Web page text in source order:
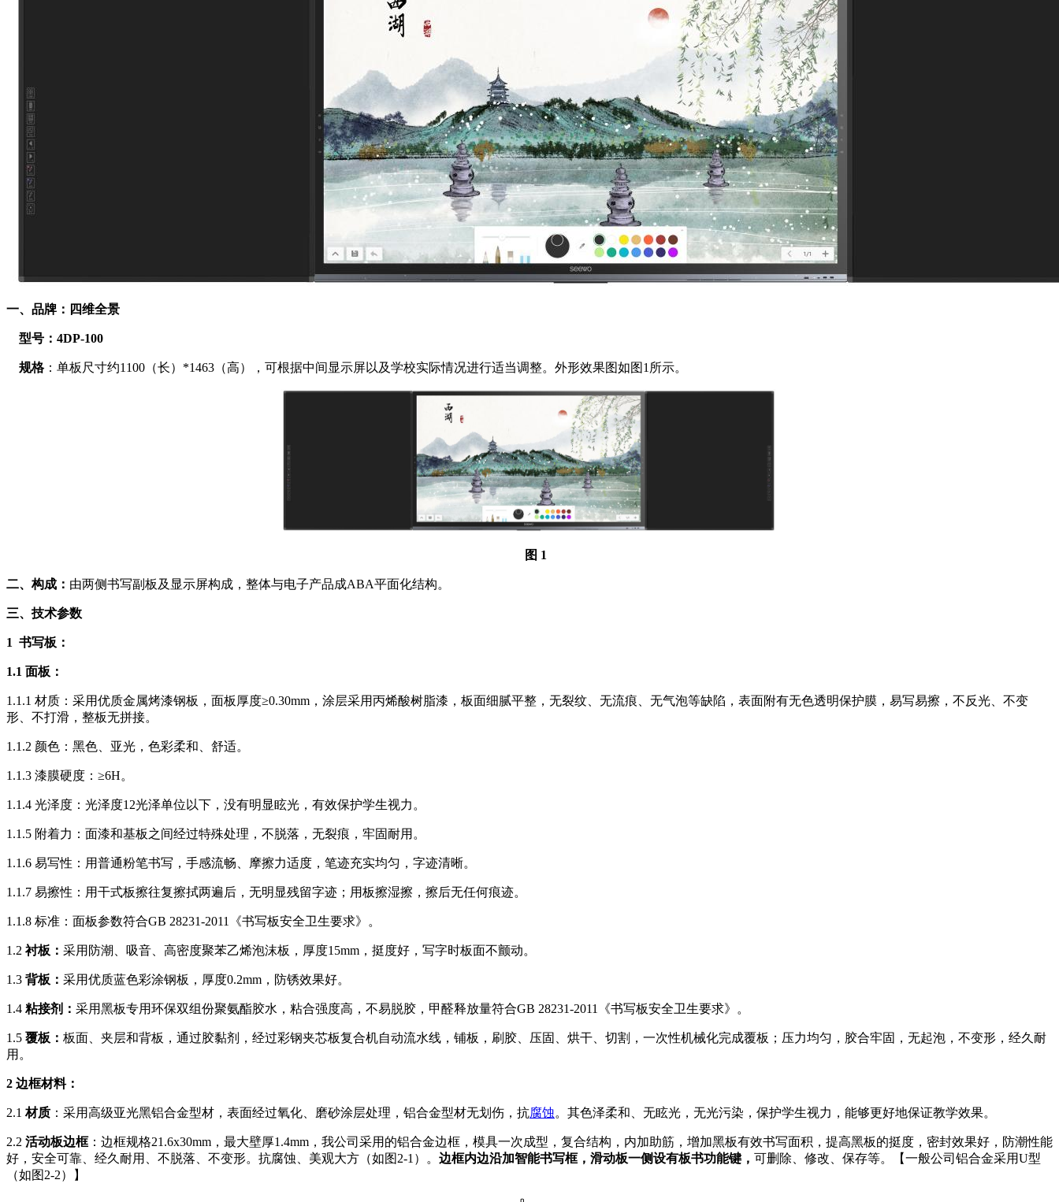
一、品牌：四维全景
型号：4DP-100
规格：单板尺寸约1100（长）*1463（高），可根据中间显示屏以及学校实际情况进行适当调整。外形效果图如图1所示。
图 1
二、构成： 由两侧书写副板及显示屏构成，整体与电子产品成ABA平面化结构。
三、技术参数
1 书写板：
1.1 面板：
1.1.1 材质：采用优质金属烤漆钢板，面板厚度≥0.30mm，涂层采用丙烯酸树脂漆，板面细腻平整，无裂纹、无流痕、无气泡等缺陷，表面附有无色透明保护膜，易写易擦，不反光、不变
形、不打滑，整板无拼接。
1.1.2 颜色：黑色、亚光，色彩柔和、舒适。
1.1.3 漆膜硬度：≥6H。
1.1.4 光泽度：光泽度12光泽单位以下，没有明显眩光，有效保护学生视力。
1.1.5 附着力：面漆和基板之间经过特殊处理，不脱落，无裂痕，牢固耐用。
1.1.6 易写性：用普通粉笔书写，手感流畅、摩擦力适度，笔迹充实均匀，字迹清晰。
1.1.7 易擦性：用干式板擦往复擦拭两遍后，无明显残留字迹；用板擦湿擦，擦后无任何痕迹。
1.1.8 标准：面板参数符合GB 28231-2011《书写板安全卫生要求》。
1.2 衬板： 采用防潮、吸音、高密度聚苯乙烯泡沫板，厚度15mm，挺度好，写字时板面不颤动。
1.3 背板： 采用优质蓝色彩涂钢板，厚度0.2mm，防锈效果好。
1.4 粘接剂： 采用黑板专用环保双组份聚氨酯胶水，粘合强度高，不易脱胶，甲醛释放量符合GB 28231-2011《书写板安全卫生要求》。
1.5 覆板： 板面、夹层和背板，通过胶黏剂，经过彩钢夹芯板复合机自动流水线，铺板，刷胶、压固、烘干、切割，一次性机械化完成覆板；压力均匀，胶合牢固，无起泡，不变形，经久耐
用。
2 边框材料：
2.1材质 ：采用高级亚光黑铝合金型材，表面经过氧化、磨砂涂层处理，铝合金型材无划伤，抗腐蚀。其色泽柔和、无眩光，无光污染，保护学生视力，能够更好地保证教学效果。
2.2 活动板边框：边框规格21.6x30mm，最大壁厚1.4mm，我公司采用的铝合金边框，模具一次成型，复合结构，内加助筋，增加黑板有效书写面积，提高黑板的挺度，密封效果好，防潮性能
好，安全可靠、经久耐用、不脱落、不变形。抗腐蚀、美观大方（如图2-1）。 边框内边沿加智能书写框，滑动板一侧设有板书功能键， 可删除、修改、保存等。【一般公司铝合金采用U型
（如图2-2）】